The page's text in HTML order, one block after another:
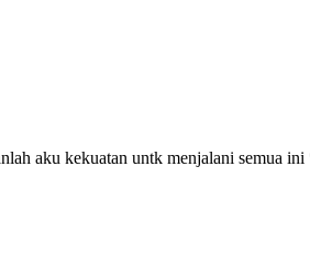
aku kekuatan untk menjalani semua